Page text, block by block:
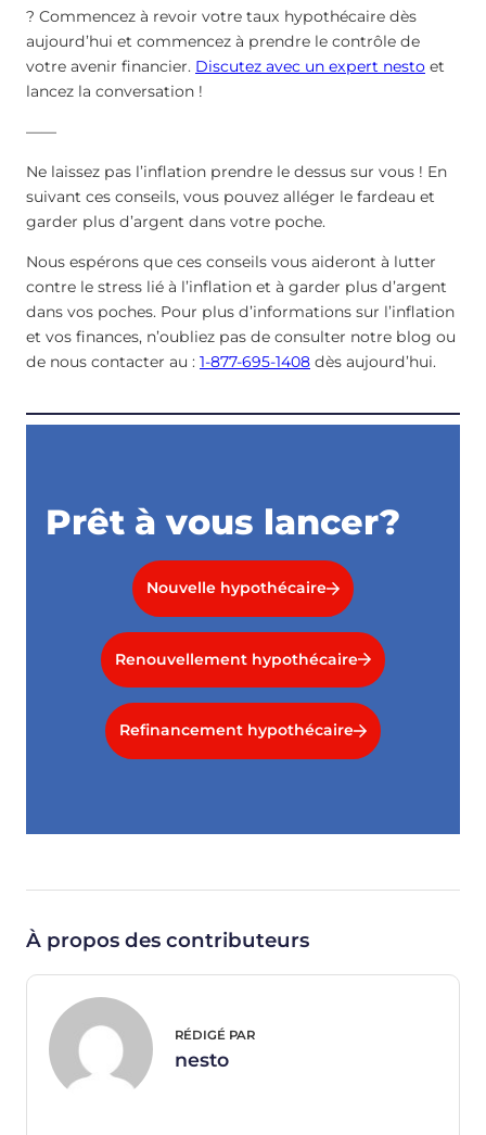
? Commencez à revoir votre taux hypothécaire dès
aujourd’hui et commencez à prendre le contrôle de
votre avenir financier. Discutez avec un expert nesto et
lancez la conversation !
——
Ne laissez pas l’inflation prendre le dessus sur vous ! En
suivant ces conseils, vous pouvez alléger le fardeau et
garder plus d’argent dans votre poche.
Nous espérons que ces conseils vous aideront à lutter
contre le stress lié à l’inflation et à garder plus d’argent
dans vos poches. Pour plus d’informations sur l’inflation
et vos finances, n’oubliez pas de consulter notre blog ou
de nous contacter au : 1-877-695-1408 dès aujourd’hui.
Prêt à vous lancer?
Nouvelle hypothécaire
Renouvellement hypothécaire
Refinancement hypothécaire
À propos des contributeurs
RÉDIGÉ PAR
nesto